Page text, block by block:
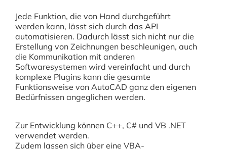
Jede Funktion, die von Hand durchgeführt
werden kann, lässt sich durch das API
automatisieren. Dadurch lässt sich nicht nur die
Erstellung von Zeichnungen beschleunigen, auch
die Kommunikation mit anderen
Softwaresystemen wird vereinfacht und durch
komplexe Plugins kann die gesamte
Funktionsweise von AutoCAD ganz den eigenen
Bedürfnissen angeglichen werden.
Zur Entwicklung können C++, C# und VB .NET
verwendet werden.
Zudem lassen sich über eine VBA-